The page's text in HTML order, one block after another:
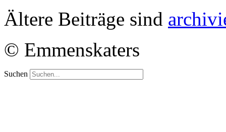
Ältere Beiträge sind
© Emmenskaters
Suchen